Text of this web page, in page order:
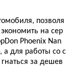
позволя
на сер
Phoenix Nan
для работы со с
за дешев